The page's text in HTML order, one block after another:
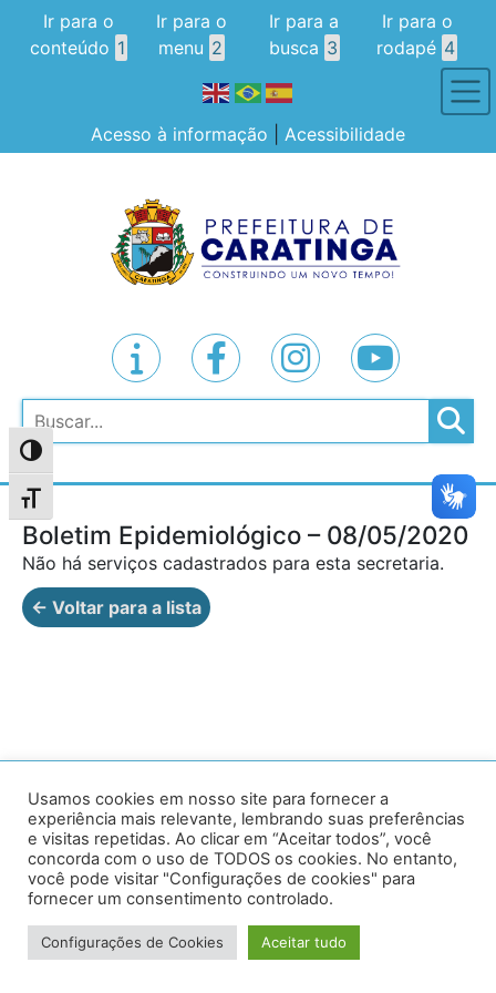
Alternar alto contraste
Alternar tamanho da fonte
Ir para o
conteúdo 1
Ir para o
menu 2
Ir para a
busca 3
Ir para o
rodapé 4
Acesso à informação Acessibilidade
Pesquisar
Boletim Epidemiológico – 08/05/2020
Não há serviços cadastrados para esta secretaria.
← Voltar para a lista
Av. Prof. Armando Alves da Silva, nº 1950 - Zacarias,
Caratinga - MG - 35302-403 / Tel: (33) 3329 8000
Desenvolvido por VersaTec
Usamos cookies em nosso site para fornecer a
experiência mais relevante, lembrando suas preferências
e visitas repetidas. Ao clicar em “Aceitar todos”, você
concorda com o uso de TODOS os cookies. No entanto,
você pode visitar "Configurações de cookies" para
fornecer um consentimento controlado.
Configurações de Cookies Aceitar tudo